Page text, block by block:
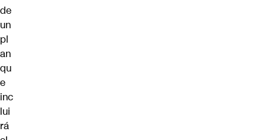
de
un
pl
an
qu
e
inc
lui
rá